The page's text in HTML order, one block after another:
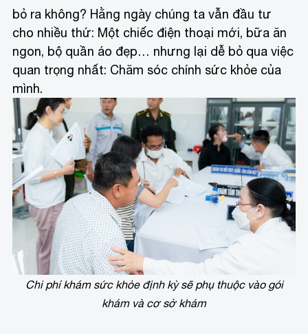
bỏ ra không? Hằng ngày chúng ta vẫn đầu tư
cho nhiều thứ: Một chiếc điện thoại mới, bữa ăn
ngon, bộ quần áo đẹp… nhưng lại dễ bỏ qua việc
quan trọng nhất: Chăm sóc chính sức khỏe của
mình.
Chi phí khám sức khỏe định kỳ sẽ phụ thuộc vào gói
khám và cơ sở khám